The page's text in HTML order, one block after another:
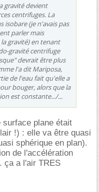
gravité devient
centrifuges. La
isobare (je n'avais pas
parler mais
gravité) en tenant
gravité centrifuge
devrait être plus
l'a dit Mariposa,
de l'eau fait qu'elle a
bouger, alors que la
est constante.../...
plane était
!) : elle va être quasi
sphérique en plan).
de l'accélération
ça a l'air TRES